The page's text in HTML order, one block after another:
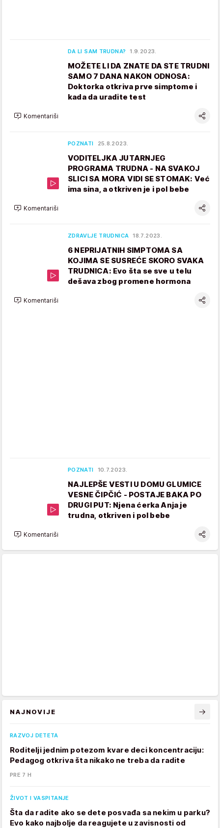
DA LI SAM TRUDNA? 1.9.2023.
MOŽETE LI DA ZNATE DA STE TRUDNI
SAMO 7 DANA NAKON ODNOSA:
Doktorka otkriva prve simptome i
kada da uradite test
Komentariši
POZNATI 25.8.2023.
VODITELJKA JUTARNJEG
PROGRAMA TRUDNA - NA SVAKOJ
SLICI SA MORA VIDI SE STOMAK: Već
ima sina, a otkriven je i pol bebe
Komentariši
ZDRAVLJE TRUDNICA 18.7.2023.
6 NEPRIJATNIH SIMPTOMA SA
KOJIMA SE SUSREĆE SKORO SVAKA
TRUDNICA: Evo šta se sve u telu
dešava zbog promene hormona
Komentariši
POZNATI 10.7.2023.
NAJLEPŠE VESTI U DOMU GLUMICE
VESNE ČIPČIĆ - POSTAJE BAKA PO
DRUGI PUT: Njena ćerka Anja je
trudna, otkriven i pol bebe
Komentariši
NAJNOVIJE
RAZVOJ DETETA
Roditelji jednim potezom kvare deci koncentraciju:
Pedagog otkriva šta nikako ne treba da radite
PRE 7 H
ŽIVOT I VASPITANJE
Šta da radite ako se dete posvađa sa nekim u parku?
Evo kako najbolje da reagujete u zavisnosti od